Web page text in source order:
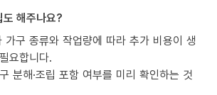
해주나요?
가구 종류와 작업량에 따라 추가 비용이 생
요합니다.
분해·조립 포함 여부를 미리 확인하는 것